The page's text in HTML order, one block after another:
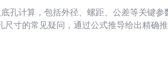
孔计算，包括外径、螺距、公差等关键
尺寸的常见疑问，通过公式推导给出精确